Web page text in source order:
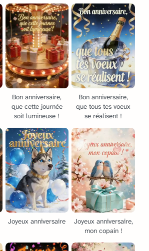
Bon anniversaire,
que cette journée
soit lumineuse !
Bon anniversaire,
que tous tes voeux
se réalisent !
Joyeux anniversaire
Joyeux anniversaire,
mon copain !